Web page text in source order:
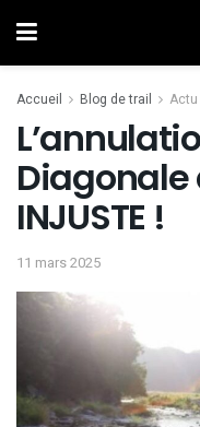
Accueil Blog de trail
Diagonale
INJUSTE !
11 mars 2025